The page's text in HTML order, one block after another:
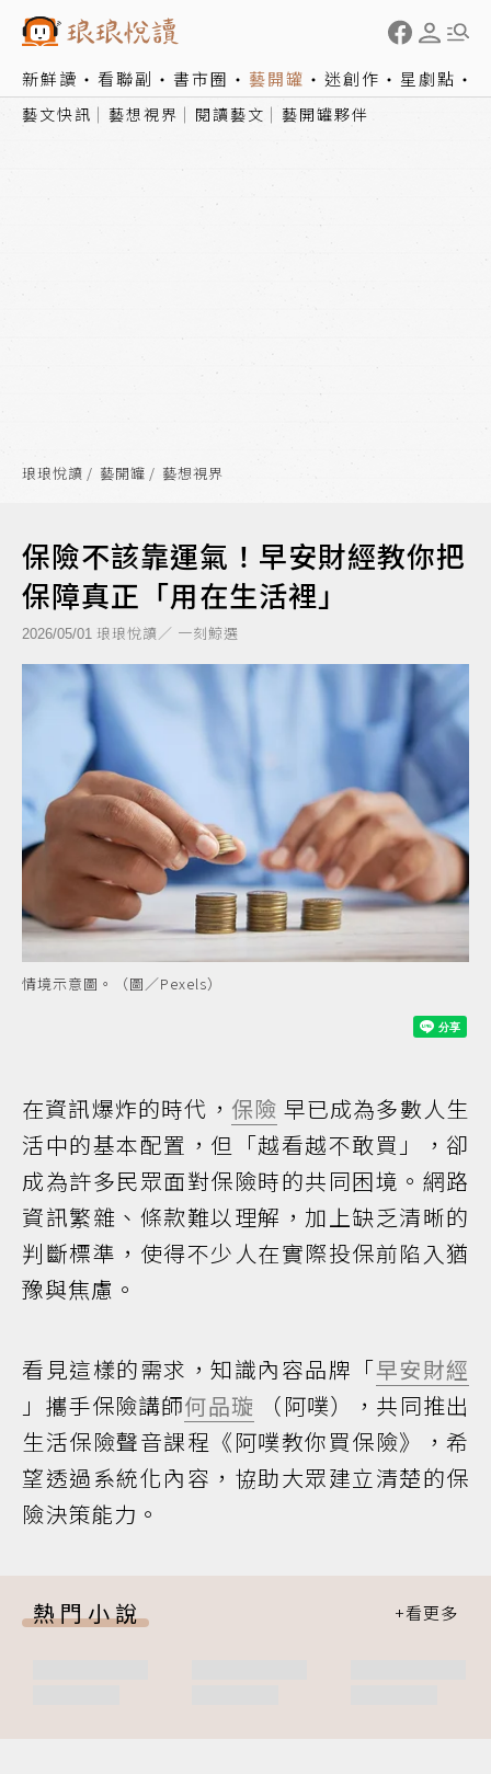
新鮮讀 看聯副 書市圈 藝開罐 迷創作 星劇點
藝文快訊 藝想視界 閱讀藝文 藝開罐夥伴
琅琅悅讀 藝開罐 藝想視界
保險不該靠運氣！早安財經教你把
保障真正「用在生活裡」
2026/05/01 琅琅悅讀／ 一刻鯨選
情境示意圖。（圖／Pexels）
在資訊爆炸的時代， 保險 早已成為多數人生
活中的基本配置，但「越看越不敢買」，卻
成為許多民眾面對保險時的共同困境。網路
資訊繁雜、條款難以理解，加上缺乏清晰的
判斷標準，使得不少人在實際投保前陷入猶
豫與焦慮。
看見這樣的需求，知識內容品牌「早安財經
」攜手保險講師何品璇 （阿噗），共同推出
生活保險聲音課程《阿噗教你買保險》，希
望透過系統化內容，協助大眾建立清楚的保
險決策能力。
熱門小說